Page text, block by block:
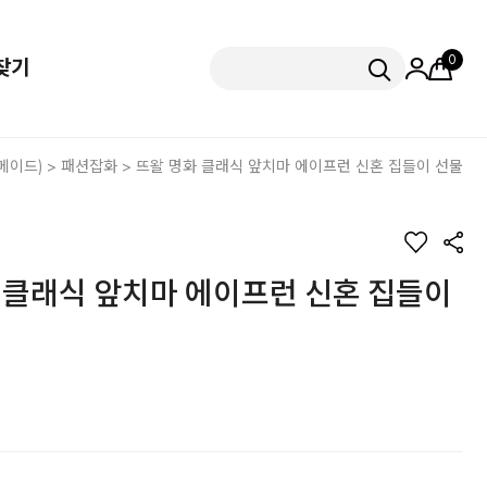
0
이드) > 패션잡화 > 뜨왈 명화 클래식 앞치마 에이프런 신혼 집들이 선물
래식 앞치마 에이프런 신혼 집들이